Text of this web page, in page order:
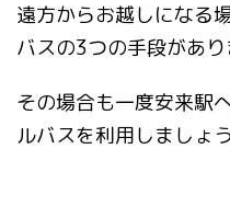
遠方からお越しになる
バスの3つの手段があり
その場合も一度安来駅
ルバスを利用しましょう